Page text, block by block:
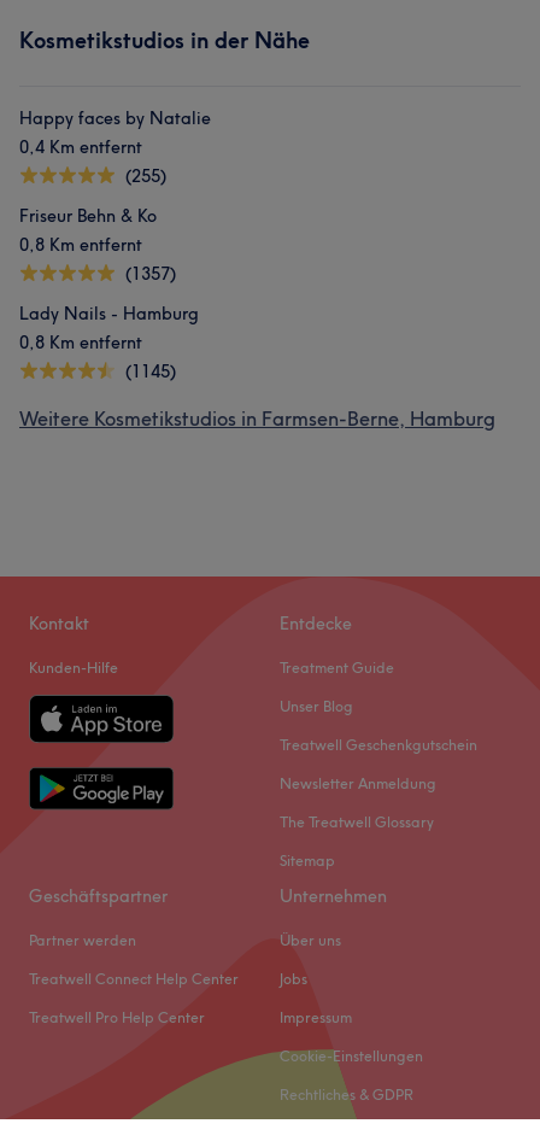
Kosmetikstudios in der Nähe
Happy faces by Natalie
0,4 Km entfernt
(255)
Friseur Behn & Ko
0,8 Km entfernt
(1357)
Lady Nails - Hamburg
0,8 Km entfernt
(1145)
Weitere Kosmetikstudios in Farmsen-Berne, Hamburg
Kontakt
Kunden-Hilfe
Entdecke
Treatment Guide
Unser Blog
Treatwell Geschenkgutschein
Newsletter Anmeldung
The Treatwell Glossary
Sitemap
Geschäftspartner
Partner werden
Treatwell Connect Help Center
Treatwell Pro Help Center
Unternehmen
Über uns
Jobs
Impressum
Cookie-Einstellungen
Rechtliches & GDPR